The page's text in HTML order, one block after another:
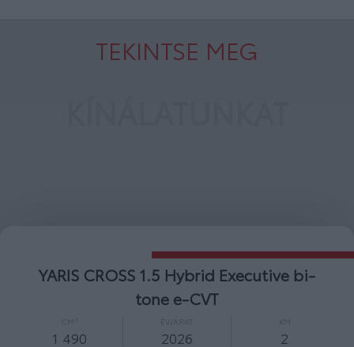
TEKINTSE MEG
YARIS CROSS 1.5 Hybrid Comfort e-CVT